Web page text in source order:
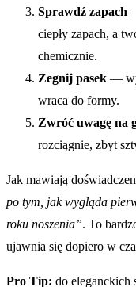
Sprawdź zapach
ciepły zapach, a
chemicznie.
Zegnij pasek —
wraca do formy.
Zwróć uwagę na
rozciągnie, zbyt
Jak mawiają
po tym, jak wygląda
roku noszenia”. To
ujawnia się dopiero w
Pro Tip: do eleganckich